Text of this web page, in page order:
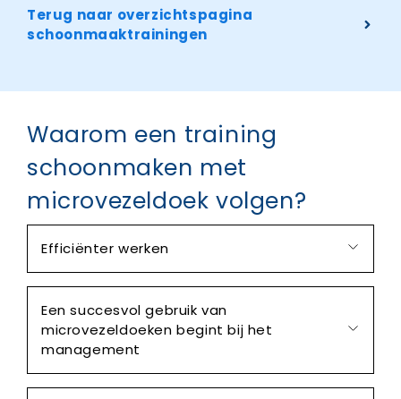
Terug naar overzichtspagina
schoonmaaktrainingen
Waarom een training
schoonmaken met
microvezeldoek volgen?
Efficiënter werken
Een succesvol gebruik van
microvezeldoeken begint bij het
management